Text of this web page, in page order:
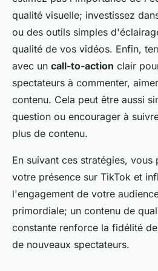
qualité visuelle; investissez
ou des outils simples
qualité de vos vidéos. Enfin,
avec un call-to-action clair
spectateurs à commenter,
contenu. Cela peut être aussi
question ou encourager à
plus de contenu.
En suivant ces stratégies, vous
votre présence sur TikTok et
l'engagement de votre
primordiale; un contenu de
constante renforce la fidélité
de nouveaux spectateurs.